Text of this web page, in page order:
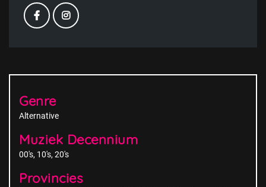
Genre
Alternative
Muziek Decennium
00's 10's 20's
Provincies